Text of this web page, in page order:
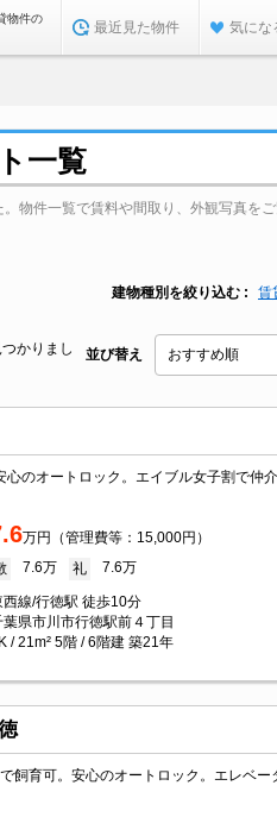
物件の
最近見た物件 気にな
一覧
物件一覧で賃料や間取り、外観写真をご
建物種別を絞り込む 賃
かりまし
並び替え
万円（管理費等：15,000円）
7.6万 礼 7.6万
西線/行徳駅 徒歩10分
葉県市川市行徳駅前４丁目
/ 21m² 5階 / 6階建 築21年